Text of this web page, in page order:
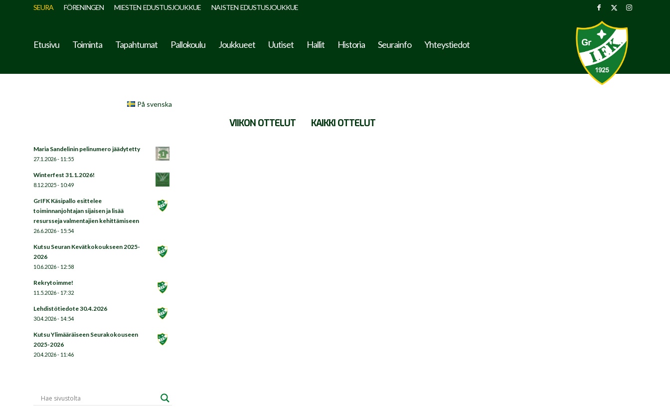
SEURA FÖRENINGEN MIESTEN EDUSTUSJOUKKUE NAISTEN EDUSTUSJOUKKUE
Etusivu Toiminta Tapahtumat Pallokoulu Joukkueet Uutiset Hallit Historia Seurainfo Yhteystiedot
VIIKON OTTELUT KAIKKI OTTELUT
På svenska
Maria Sandelinin pelinumero jäädytetty
27.1.2026 - 11:55
Winterfest 31.1.2026!
8.12.2025 - 10:49
GrIFK Käsipallo esittelee
toiminnanjohtajan sijaisen ja lisää
resursseja valmentajien kehittämiseen
26.6.2026 - 15:54
Kutsu Seuran Kevätkokoukseen 2025-
2026
10.6.2026 - 12:58
Rekrytoimme!
11.5.2026 - 17:32
Lehdistötiedote 30.4.2026
30.4.2026 - 14:54
Kutsu Ylimääräiseen Seurakokouseen
2025-2026
20.4.2026 - 11:46